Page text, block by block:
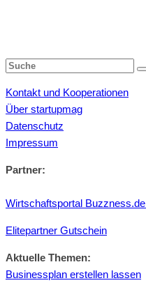
Kontakt und Kooperationen
Über startupmag
Datenschutz
Impressum
Partner:
Wirtschaftsportal Buzzness.de
Elitepartner Gutschein
Aktuelle Themen:
Businessplan erstellen lassen